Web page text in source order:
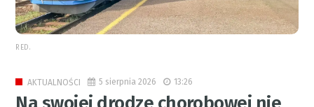
RED.
AKTUALNOŚCI 5 sierpnia 2026 13:26